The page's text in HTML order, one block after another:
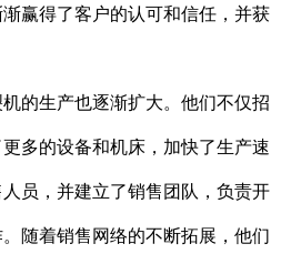
赢得了客户的认可和信任，并获
的生产也逐渐扩大。他们不仅招
多的设备和机床，加快了生产速
员，并建立了销售团队，负责开
随着销售网络的不断拓展，他们